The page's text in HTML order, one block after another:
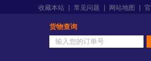
收藏本站 常见问题 网站地图
货物查询